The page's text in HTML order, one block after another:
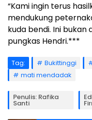
“Kami ingin terus
mendukung
kuda bendi. Ini bukan
pungkas Hendri.***
Tag: Bukittinggi
mati mendadak
Penulis: Rafika
Santi